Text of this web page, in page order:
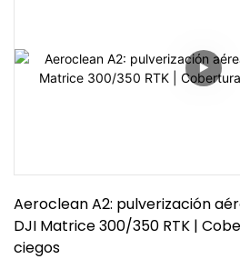
Aeroclean A2: pulverización
DJI Matrice 300/350 RTK |
ciegos